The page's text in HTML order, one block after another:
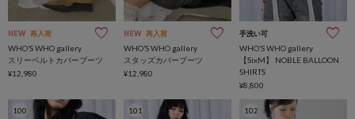
NEW 再入荷
WHO’S WHO gallery
スリーベルトカバーブーツ
¥12,980
NEW 再入荷
WHO’S WHO gallery
スタッズカバーブーツ
¥12,980
手洗い可
WHO’S WHO gallery
【SixM】 NOBLE BALLOON
SHIRTS
¥8,800
100 101 102